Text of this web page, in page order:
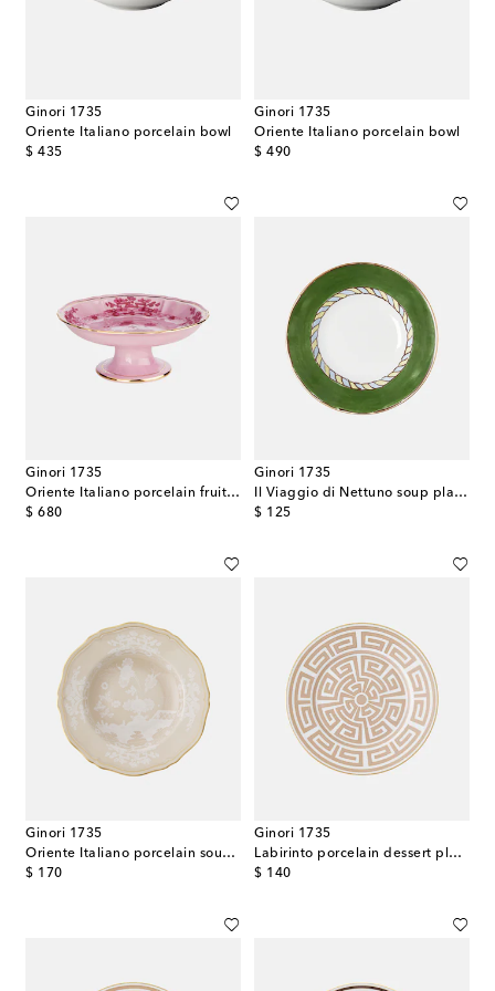
Ginori 1735
Oriente Italiano porcelain bowl
$ 435
original price
Ginori 1735
Oriente Italiano porcelain bowl
$ 490
original price
Ginori 1735
Oriente Italiano porcelain fruit bowl
$ 680
original price
Ginori 1735
Il Viaggio di Nettuno soup plate by Luke Edward Hall
$ 125
original price
Ginori 1735
Oriente Italiano porcelain soup plate
$ 170
original price
Ginori 1735
Labirinto porcelain dessert plate
$ 140
original price